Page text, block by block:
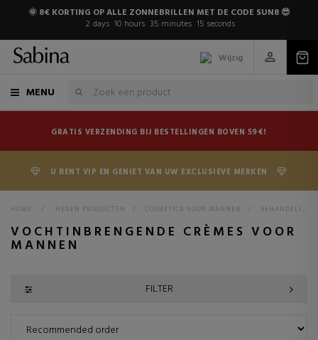
🌞 8€ KORTING OP ALLE ZONNEBRILLEN MET DE CODE SUN8 😎
2 days 10 hours 35 minutes 14 seconds
Wijzig
MENU
GRATIS VERZENDING BIJ BESTELLINGEN BOVEN 59€!
U BENT VIP EN GENIET VAN UW EXCLUSIEVE MERKEN
HOME > HEREN PRODUCTEN > COSMETICA VOOR MANNEN > BEHANDELINGEN VOOR MANNEN
VOCHTINBRENGENDE CRÈMES VOOR
MANNEN
FILTER